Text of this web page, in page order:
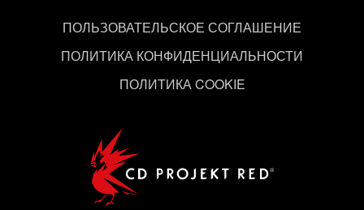
ПОЛЬЗОВАТЕЛЬСКОЕ СОГЛАШЕНИЕ
ПОЛИТИКА КОНФИДЕНЦИАЛЬНОСТИ
ПОЛИТИКА COOKIE